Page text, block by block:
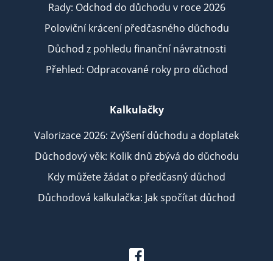
Rady: Odchod do důchodu v roce 2026
Poloviční krácení předčasného důchodu
Důchod z pohledu finanční návratnosti
Přehled: Odpracované roky pro důchod
Kalkulačky
Valorizace 2026: Zvýšení důchodu a doplatek
Důchodový věk: Kolik dnů zbývá do důchodu
Kdy můžete žádat o předčasný důchod
Důchodová kalkulačka: Jak spočítat důchod